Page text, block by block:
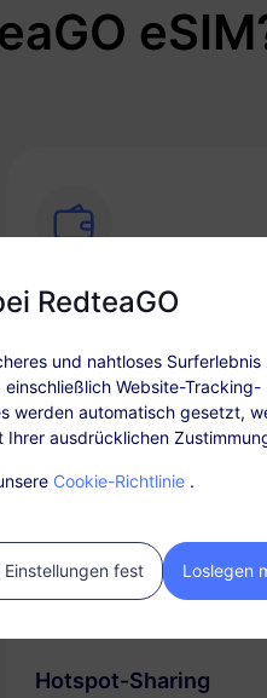
Aufladeoption
Laden Sie Ihren Datentarif
Bedarf einfach auf und
Sie für jedes Ziel ein Paket.
Hotspot-Sharing
RedteaGO
und nahtloses
Website-Tracking-
werden automatisch gesetzt,
ausdrücklichen
Cookie-Richtlinie .
fest Loslegen